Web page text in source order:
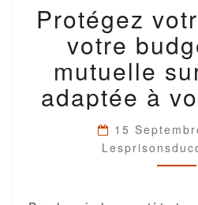
ET
:
VOS
Protégez
votre
mutuelle
adaptée à
15